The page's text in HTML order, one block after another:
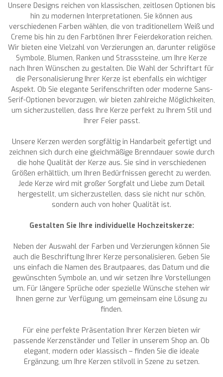
Unsere Designs reichen von klassischen, zeitlosen Optionen bis
hin zu modernen Interpretationen. Sie können aus
verschiedenen Farben wählen, die von traditionellem Weiß und
Creme bis hin zu den Farbtönen Ihrer Feierdekoration reichen.
Wir bieten eine Vielzahl von Verzierungen an, darunter religiöse
Symbole, Blumen, Ranken und Strasssteine, um Ihre Kerze
nach Ihren Wünschen zu gestalten. Die Wahl der Schriftart für
die Personalisierung Ihrer Kerze ist ebenfalls ein wichtiger
Aspekt. Ob Sie elegante Serifenschriften oder moderne Sans-
Serif-Optionen bevorzugen, wir bieten zahlreiche Möglichkeiten,
um sicherzustellen, dass Ihre Kerze perfekt zu Ihrem Stil und
Ihrer Feier passt.
Unsere Kerzen werden sorgfältig in Handarbeit gefertigt und
zeichnen sich durch eine gleichmäßige Brenndauer sowie durch
die hohe Qualität der Kerze aus. Sie sind in verschiedenen
Größen erhältlich, um Ihren Bedürfnissen gerecht zu werden.
Jede Kerze wird mit großer Sorgfalt und Liebe zum Detail
hergestellt, um sicherzustellen, dass sie nicht nur schön,
sondern auch von hoher Qualität ist.
Gestalten Sie Ihre individuelle Hochzeitskerze:
Neben der Auswahl der Farben und Verzierungen können Sie
auch die Beschriftung Ihrer Kerze personalisieren. Geben Sie
uns einfach die Namen des Brautpaares, das Datum und die
gewünschten Symbole an, und wir setzen Ihre Vorstellungen
um. Für längere Sprüche oder spezielle Wünsche stehen wir
Ihnen gerne zur Verfügung, um gemeinsam eine Lösung zu
finden.
Für eine perfekte Präsentation Ihrer Kerzen bieten wir
passende Kerzenständer und Teller in unserem Shop an. Ob
elegant, modern oder klassisch – finden Sie die ideale
Ergänzung, um Ihre Kerzen stilvoll in Szene zu setzen.